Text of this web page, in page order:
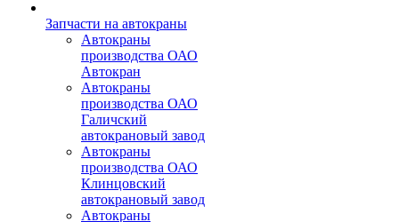
Запчасти на автокраны
Автокраны
производства ОАО
Автокран
Автокраны
производства ОАО
Галичский
автокрановый завод
Автокраны
производства ОАО
Клинцовский
автокрановый завод
Автокраны